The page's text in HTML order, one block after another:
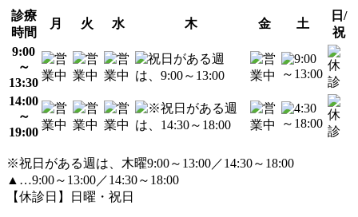
診療
時間
月 火 水 木 金 土
日/
祝
9:00
～
13:30
14:00
～
19:00
※祝日がある週は、木曜9:00～13:00／14:30～18:00
▲…9:00～13:00／14:30～18:00
【休診日】日曜・祝日